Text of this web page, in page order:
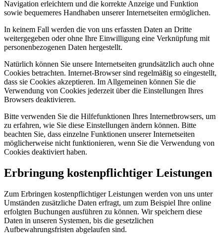
Navigation erleichtern und die korrekte Anzeige und Funktion
sowie bequemeres Handhaben unserer Internetseiten ermöglichen.
In keinem Fall werden die von uns erfassten Daten an Dritte
weitergegeben oder ohne Ihre Einwilligung eine Verknüpfung mit
personenbezogenen Daten hergestellt.
Natürlich können Sie unsere Internetseiten grundsätzlich auch ohne
Cookies betrachten. Internet-Browser sind regelmäßig so eingestellt,
dass sie Cookies akzeptieren. Im Allgemeinen können Sie die
Verwendung von Cookies jederzeit über die Einstellungen Ihres
Browsers deaktivieren.
Bitte verwenden Sie die Hilfefunktionen Ihres Internetbrowsers, um
zu erfahren, wie Sie diese Einstellungen ändern können. Bitte
beachten Sie, dass einzelne Funktionen unserer Internetseiten
möglicherweise nicht funktionieren, wenn Sie die Verwendung von
Cookies deaktiviert haben.
Erbringung kostenpflichtiger Leistungen
Zum Erbringen kostenpflichtiger Leistungen werden von uns unter
Umständen zusätzliche Daten erfragt, um zum Beispiel Ihre online
erfolgten Buchungen ausführen zu können. Wir speichern diese
Daten in unseren Systemen, bis die gesetzlichen
Aufbewahrungsfristen abgelaufen sind.